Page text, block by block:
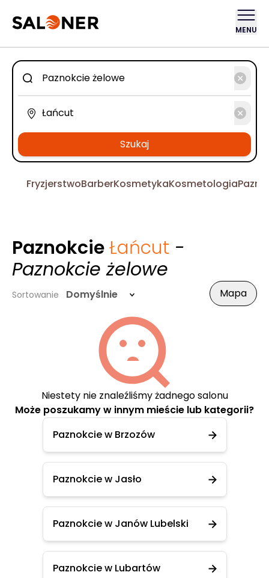
MENU
Szukaj
FryzjerstwoBarberKosmetykaKosmetologia
PaznokcieŁańcut -
Paznokcie żelowe
Sortowanie Domyślnie Mapa
Niestety nie znaleźliśmy żadnego salonu
Może poszukamy w innym mieście lub kategorii?
Paznokcie w Brzozów
Paznokcie w Jasło
Paznokcie w Janów Lubelski
Paznokcie w Lubartów